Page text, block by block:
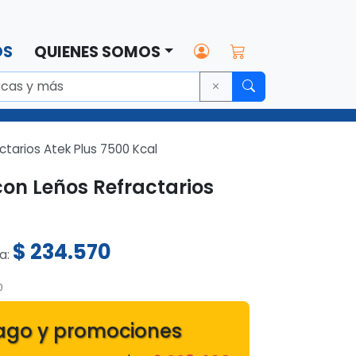
QUIENES SOMOS
Atek Plus 7500 Kcal
Leños Refractarios
$ 234.570
y promociones